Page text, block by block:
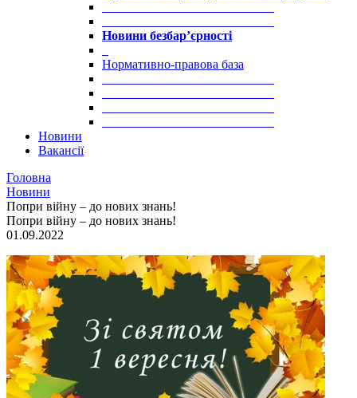
Новини безбар’єрності
Нормативно-правова база
Новини
Вакансії
Головна
Новини
Попри війну – до нових знань!
Попри війну – до нових знань!
01.09.2022